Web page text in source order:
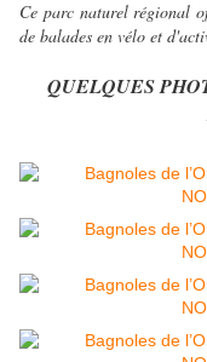
Ce parc naturel régional
de balades en vélo et
QUELQUES